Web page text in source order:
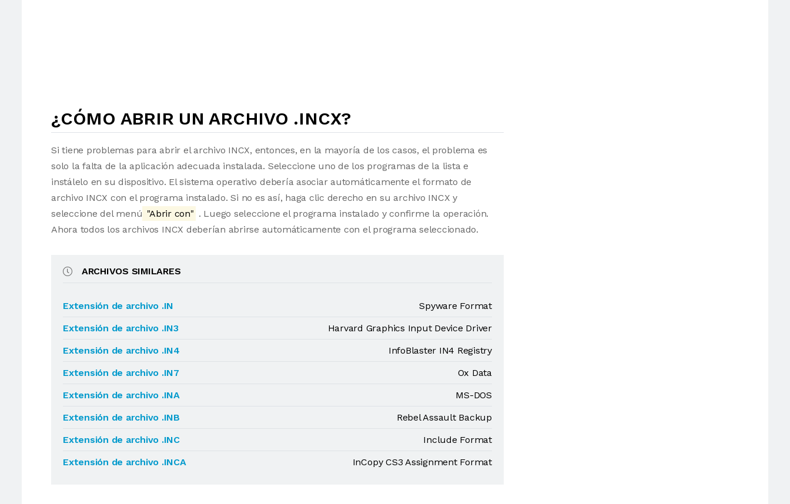
¿CÓMO ABRIR UN ARCHIVO .INCX?
Si tiene problemas para abrir el archivo INCX, entonces, en la mayoría de los casos, el problema es
solo la falta de la aplicación adecuada instalada. Seleccione uno de los programas de la lista e
instálelo en su dispositivo. El sistema operativo debería asociar automáticamente el formato de
archivo INCX con el programa instalado. Si no es así, haga clic derecho en su archivo INCX y
seleccione del menú "Abrir con" . Luego seleccione el programa instalado y confirme la operación.
Ahora todos los archivos INCX deberían abrirse automáticamente con el programa seleccionado.
ARCHIVOS SIMILARES
Extensión de archivo .IN
Spyware Format
Extensión de archivo .IN3
Harvard Graphics Input Device Driver
Extensión de archivo .IN4
InfoBlaster IN4 Registry
Extensión de archivo .IN7
Ox Data
Extensión de archivo .INA
MS-DOS
Extensión de archivo .INB
Rebel Assault Backup
Extensión de archivo .INC
Include Format
Extensión de archivo .INCA
InCopy CS3 Assignment Format